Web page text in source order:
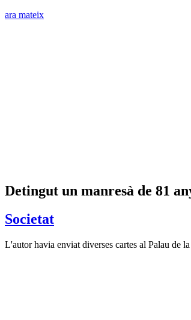
ara mateix
Detingut un manresà de 81
Societat
L'autor havia enviat diverses cartes al Palau de